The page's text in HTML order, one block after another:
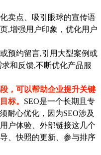
卖点、吸引眼球的宣传语
,增强用户印象，优化用户
预约留言,引用大型案例或
和反馈,不断优化产品服
，可以帮助企业提升关键
标。 SEO是一个长期且专
耐心优化，因为SEO涉及
户体验、外部链接这几个
、快照的更新、参与排序